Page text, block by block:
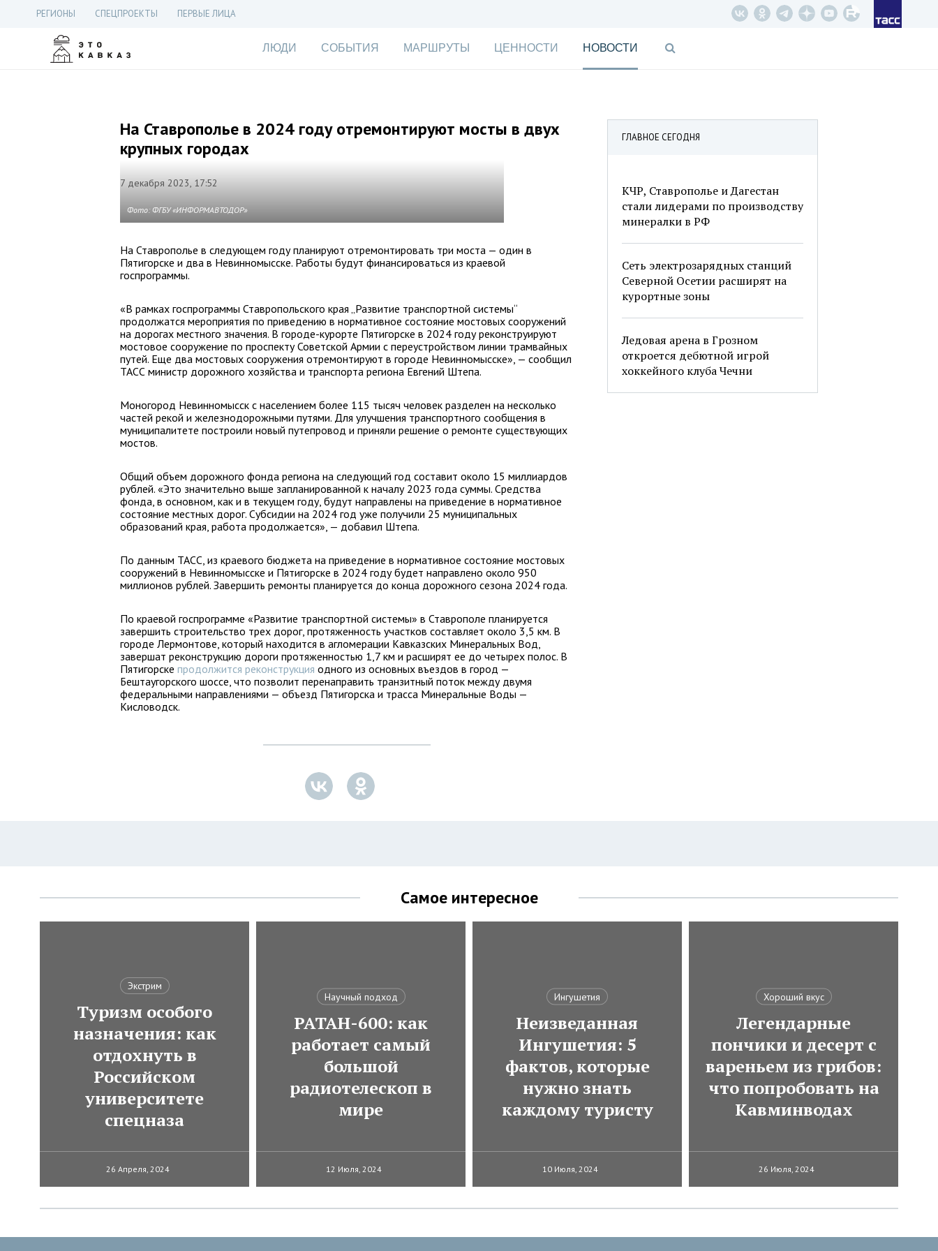
РЕГИОНЫ СПЕЦПРОЕКТЫ ПЕРВЫЕ ЛИЦА
ЛЮДИ СОБЫТИЯ МАРШРУТЫ ЦЕННОСТИ НОВОСТИ
ГЛАВНОЕ СЕГОДНЯ
КЧР, Ставрополье и Дагестан
стали лидерами по производству
минералки в РФ
Сеть электрозарядных станций
Северной Осетии расширят на
курортные зоны
Ледовая арена в Грозном
откроется дебютной игрой
хоккейного клуба Чечни
На Ставрополье в 2024 году отремонтируют мосты в двух
крупных городах
7 декабря 2023, 17:52
Фото: ФГБУ «ИНФОРМАВТОДОР»
На Ставрополье в следующем году планируют отремонтировать три моста — один в
Пятигорске и два в Невинномысске. Работы будут финансироваться из краевой
госпрограммы.
«В рамках госпрограммы Ставропольского края „Развитие транспортной системы“
продолжатся мероприятия по приведению в нормативное состояние мостовых сооружений
на дорогах местного значения. В городе-курорте Пятигорске в 2024 году реконструируют
мостовое сооружение по проспекту Советской Армии с переустройством линии трамвайных
путей. Еще два мостовых сооружения отремонтируют в городе Невинномысске», — сообщил
ТАСС министр дорожного хозяйства и транспорта региона Евгений Штепа.
Моногород Невинномысск с населением более 115 тысяч человек разделен на несколько
частей рекой и железнодорожными путями. Для улучшения транспортного сообщения в
муниципалитете построили новый путепровод и приняли решение о ремонте существующих
мостов.
Общий объем дорожного фонда региона на следующий год составит около 15 миллиардов
рублей. «Это значительно выше запланированной к началу 2023 года суммы. Средства
фонда, в основном, как и в текущем году, будут направлены на приведение в нормативное
состояние местных дорог. Субсидии на 2024 год уже получили 25 муниципальных
образований края, работа продолжается», — добавил Штепа.
По данным ТАСС, из краевого бюджета на приведение в нормативное состояние мостовых
сооружений в Невинномысске и Пятигорске в 2024 году будет направлено около 950
миллионов рублей. Завершить ремонты планируется до конца дорожного сезона 2024 года.
По краевой госпрограмме «Развитие транспортной системы» в Ставрополе планируется
завершить строительство трех дорог, протяженность участков составляет около 3,5 км. В
городе Лермонтове, который находится в агломерации Кавказских Минеральных Вод,
завершат реконструкцию дороги протяженностью 1,7 км и расширят ее до четырех полос. В
Пятигорске продолжится реконструкция одного из основных въездов в город —
Бештаугорского шоссе, что позволит перенаправить транзитный поток между двумя
федеральными направлениями — объезд Пятигорска и трасса Минеральные Воды —
Кисловодск.
Самое интересное
Экстрим
Туризм особого
назначения: как
отдохнуть в
Российском
университете
спецназа
26 Апреля, 2024
Научный подход
РАТАН-600: как
работает самый
большой
радиотелескоп в
мире
12 Июля, 2024
Ингушетия
Неизведанная
Ингушетия: 5
фактов, которые
нужно знать
каждому туристу
10 Июля, 2024
Хороший вкус
Легендарные
пончики и десерт с
вареньем из грибов:
что попробовать на
Кавминводах
26 Июля, 2024